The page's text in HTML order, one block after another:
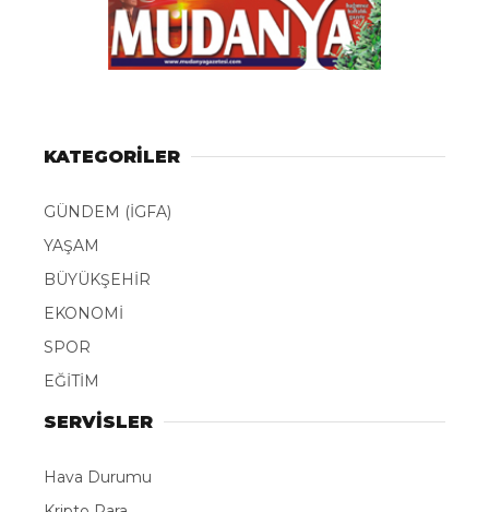
KATEGORİLER
GÜNDEM (İGFA)
YAŞAM
BÜYÜKŞEHİR
EKONOMİ
SPOR
EĞİTİM
SERVİSLER
Hava Durumu